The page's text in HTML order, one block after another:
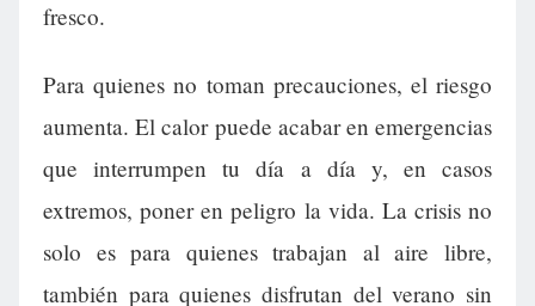
fresco.
Para quienes no toman precauciones, el riesgo
aumenta. El calor puede acabar en emergencias
que interrumpen tu día a día y, en casos
extremos, poner en peligro la vida. La crisis no
solo es para quienes trabajan al aire libre,
también para quienes disfrutan del verano sin